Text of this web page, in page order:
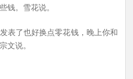
钱。雪花说。
表了也好换点零花钱，晚上你和
文说。